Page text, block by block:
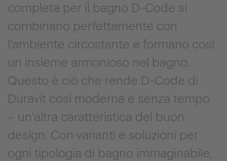
completa per il bagno D-Code si
combinano perfettamente con
l'ambiente circostante e formano così
un insieme armonioso nel bagno.
Questo è ciò che rende D-Code di
Duravit così moderna e senza tempo
– un'altra caratteristica del buon
design. Con varianti e soluzioni per
ogni tipologia di bagno immaginabile,